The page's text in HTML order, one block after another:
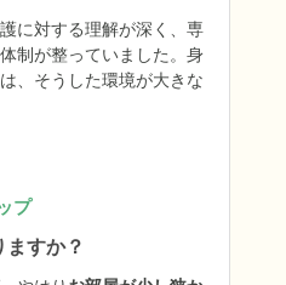
に対する理解が深く、専
制が整っていました。身
、そうした環境が大きな
プ
すか？